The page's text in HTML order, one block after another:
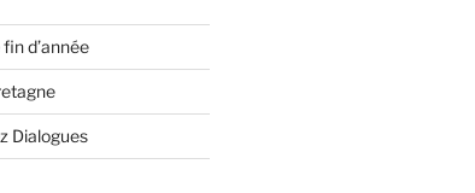
d’année
Dialogues